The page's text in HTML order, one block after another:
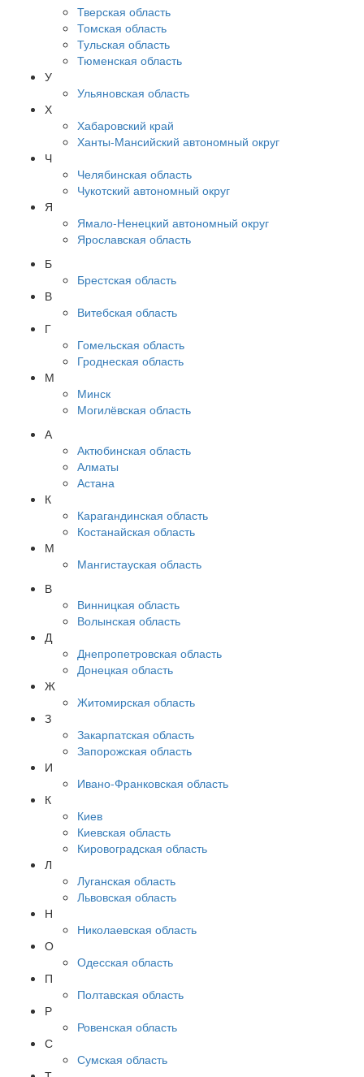
Тверская область
Томская область
Тульская область
Тюменская область
У
Ульяновская область
Х
Хабаровский край
Ханты-Мансийский автономный округ
Ч
Челябинская область
Чукотский автономный округ
Я
Ямало-Ненецкий автономный округ
Ярославская область
Б
Брестская область
В
Витебская область
Г
Гомельская область
Гроднеская область
М
Минск
Могилёвская область
А
Актюбинская область
Алматы
Астана
К
Карагандинская область
Костанайская область
М
Мангистауская область
В
Винницкая область
Волынская область
Д
Днепропетровская область
Донецкая область
Ж
Житомирская область
З
Закарпатская область
Запорожская область
И
Ивано-Франковская область
К
Киев
Киевская область
Кировоградская область
Л
Луганская область
Львовская область
Н
Николаевская область
О
Одесская область
П
Полтавская область
Р
Ровенская область
С
Сумская область